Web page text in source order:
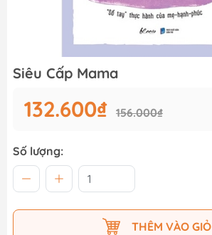
Siêu Cấp Mama
132.600₫ 156.000₫
Số lượng:
THÊM VÀO GIỎ